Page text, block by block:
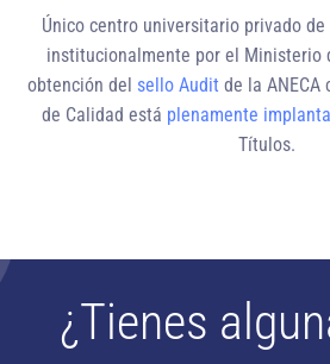
Único centro universitario privado de
institucionalmente por el Ministerio
obtención del sello Audit de la
de Calidad está plenamente
Títulos.
¿Tienes